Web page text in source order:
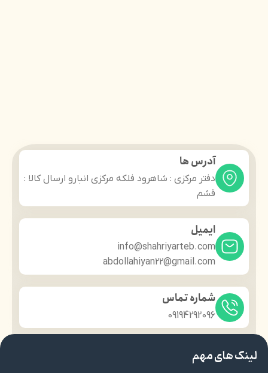
آدرس ها
دفتر مرکزی : شاهرود فلکه مرکزی انبارو ارسال کالا :
قشم
ایمیل
info@shahriyarteb.com
abdollahiyan22@gmail.com
شماره تماس
09194292096
لینک های مهم